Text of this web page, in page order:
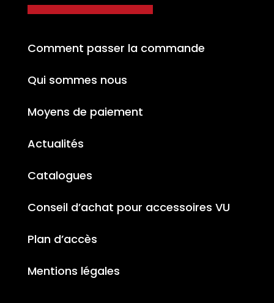
Comment passer la commande
Qui sommes nous
Moyens de paiement
Actualités
Catalogues
Conseil d’achat pour accessoires VU
Plan d’accès
Mentions légales